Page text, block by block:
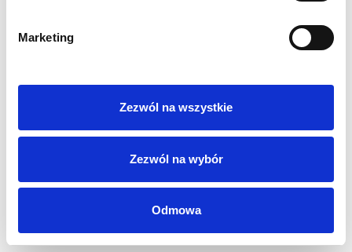
Marketing
Zezwól na wszystkie
Zezwól na wybór
Odmowa
Kontakt